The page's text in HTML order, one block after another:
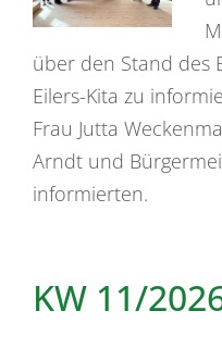
über den Stand des
Eilers-Kita zu
Frau Jutta
Arndt und
informierten.
KW 11/